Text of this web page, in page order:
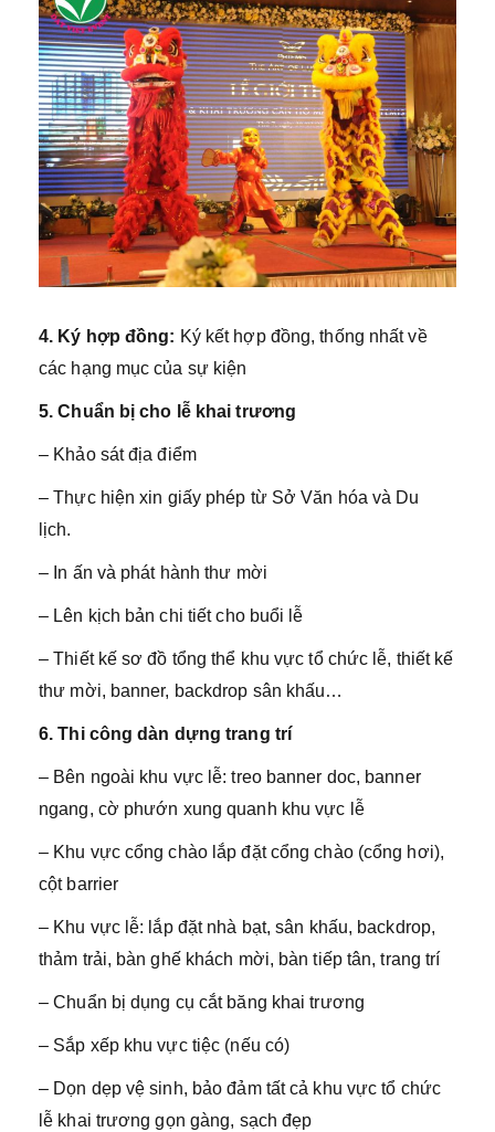
4. Ký hợp đồng: Ký kết hợp đồng, thống nhất về
các hạng mục của sự kiện
5. Chuẩn bị cho lễ khai trương
– Khảo sát địa điểm
– Thực hiện xin giấy phép từ Sở Văn hóa và Du
lịch.
– In ấn và phát hành thư mời
– Lên kịch bản chi tiết cho buổi lễ
– Thiết kế sơ đồ tổng thể khu vực tổ chức lễ, thiết kế
thư mời, banner, backdrop sân khấu…
6. Thi công dàn dựng trang trí
– Bên ngoài khu vực lễ: treo banner doc, banner
ngang, cờ phướn xung quanh khu vực lễ
– Khu vực cổng chào lắp đặt cổng chào (cổng hơi),
cột barrier
– Khu vực lễ: lắp đặt nhà bạt, sân khấu, backdrop,
thảm trải, bàn ghế khách mời, bàn tiếp tân, trang trí
– Chuẩn bị dụng cụ cắt băng khai trương
– Sắp xếp khu vực tiệc (nếu có)
– Dọn dẹp vệ sinh, bảo đảm tất cả khu vực tổ chức
lễ khai trương gọn gàng, sạch đẹp